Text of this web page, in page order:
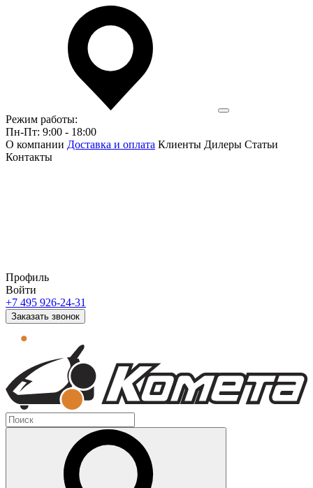
Режим работы:
Пн-Пт: 9:00 - 18:00
О компании Доставка и оплата Клиенты Дилеры Статьи
Контакты
Профиль
Войти
+7 495 926-24-31
Заказать звонок